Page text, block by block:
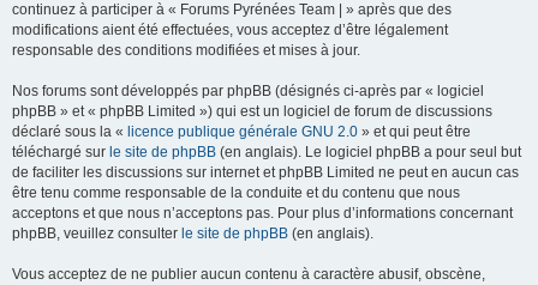
continuez à participer à « Forums Pyrénées Team | » après que des
modifications aient été effectuées, vous acceptez d’être légalement
responsable des conditions modifiées et mises à jour.
Nos forums sont développés par phpBB (désignés ci-après par « logiciel
phpBB » et « phpBB Limited ») qui est un logiciel de forum de discussions
déclaré sous la « licence publique générale GNU 2.0 » et qui peut être
téléchargé sur le site de phpBB (en anglais). Le logiciel phpBB a pour seul but
de faciliter les discussions sur internet et phpBB Limited ne peut en aucun cas
être tenu comme responsable de la conduite et du contenu que nous
acceptons et que nous n’acceptons pas. Pour plus d’informations concernant
phpBB, veuillez consulter le site de phpBB (en anglais).
Vous acceptez de ne publier aucun contenu à caractère abusif, obscène,